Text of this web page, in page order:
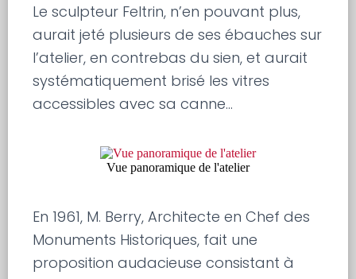
Le sculpteur Feltrin, n’en pouvant plus,
aurait jeté plusieurs de ses ébauches sur
l’atelier, en contrebas du sien, et aurait
systématiquement brisé les vitres
accessibles avec sa canne…
Vue panoramique de l'atelier
En 1961, M. Berry, Architecte en Chef des
Monuments Historiques, fait une
proposition audacieuse consistant à